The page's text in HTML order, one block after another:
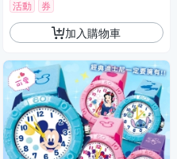
活動 券
加入購物車